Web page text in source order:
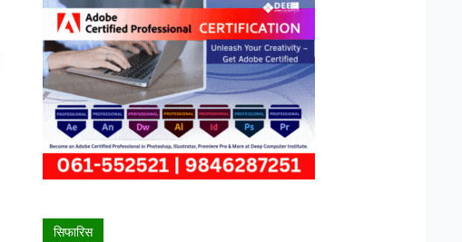
सिफारिस